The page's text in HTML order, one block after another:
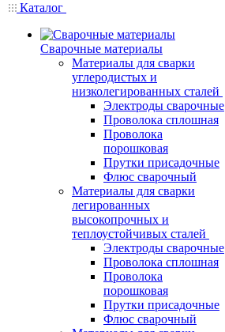
Каталог
Сварочные материалы
Материалы для сварки
углеродистых и
низколегированных сталей
Электроды сварочные
Проволока сплошная
Проволока
порошковая
Прутки присадочные
Флюс сварочный
Материалы для сварки
легированных
высокопрочных и
теплоустойчивых сталей
Электроды сварочные
Проволока сплошная
Проволока
порошковая
Прутки присадочные
Флюс сварочный